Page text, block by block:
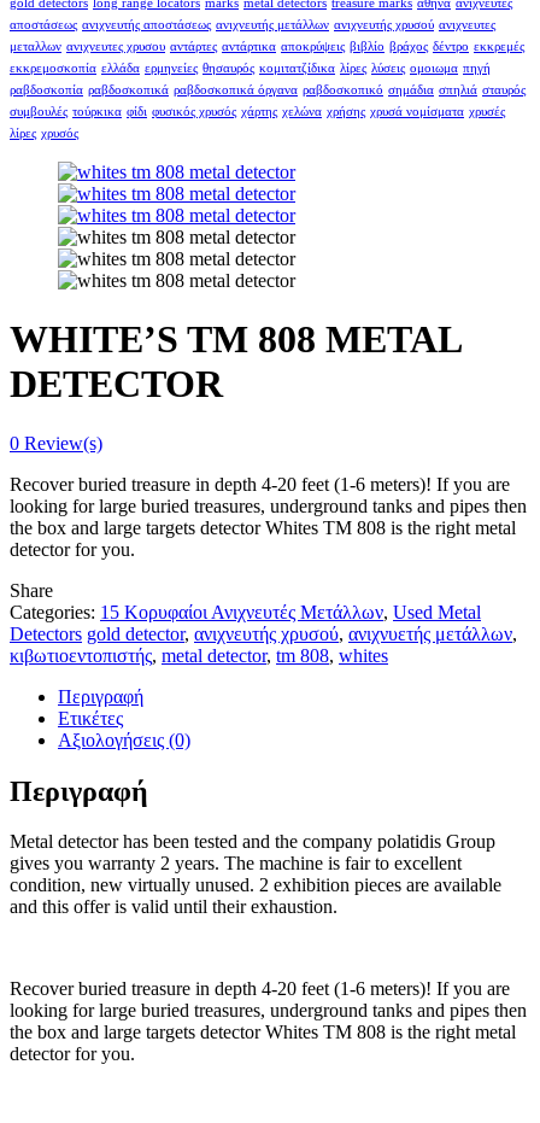
gold detectors long range locators marks metal detectors treasure marks αθήνα ανιχνευτές
αποστάσεως ανιχνευτής αποστάσεως ανιχνευτής μετάλλων ανιχνευτής χρυσού ανιχνευτες
μεταλλων ανιχνευτες χρυσου αντάρτες αντάρτικα αποκρύψεις βιβλίο βράχος δέντρο εκκρεμές
εκκρεμοσκοπία ελλάδα ερμηνείες θησαυρός κομιτατζίδικα λίρες λύσεις ομοιωμα πηγή
ραβδοσκοπία ραβδοσκοπικά ραβδοσκοπικά όργανα ραβδοσκοπικό σημάδια σπηλιά σταυρός
συμβουλές τούρκικα φίδι φυσικός χρυσός χάρτης χελώνα χρήσης χρυσά νομίσματα χρυσές
λίρες χρυσός
WHITE’S TM 808 METAL
DETECTOR
0 Review(s)
Recover buried treasure in depth 4-20 feet (1-6 meters)! If you are
looking for large buried treasures, underground tanks and pipes then
the box and large targets detector Whites TM 808 is the right metal
detector for you.
Share
Categories: 15 Κορυφαίοι Ανιχνευτές Μετάλλων, Used Metal
Detectors gold detector, ανιχνευτής χρυσού, ανιχνυετής μετάλλων,
κιβωτιοεντοπιστής, metal detector, tm 808, whites
Περιγραφή
Ετικέτες
Αξιολογήσεις (0)
Περιγραφή
Metal detector has been tested and the company polatidis Group
gives you warranty 2 years. The machine is fair to excellent
condition, new virtually unused. 2 exhibition pieces are available
and this offer is valid until their exhaustion.
Recover buried treasure in depth 4-20 feet (1-6 meters)! If you are
looking for large buried treasures, underground tanks and pipes then
the box and large targets detector Whites TM 808 is the right metal
detector for you.